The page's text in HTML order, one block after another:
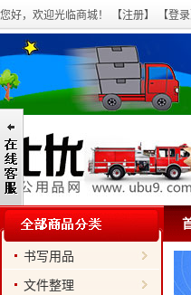
您好，欢迎光临商城！ 【注册】 【登录
书写用品
文件整理